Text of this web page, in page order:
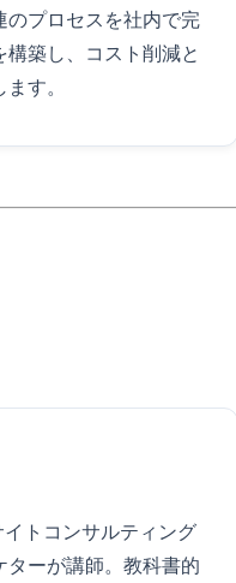
のプロセスを社内で完
築し、コスト削減と
す。
トコンサルティング
ーが講師。教科書的